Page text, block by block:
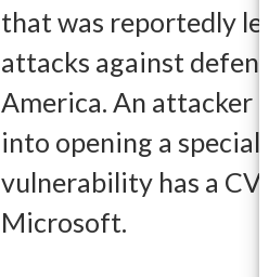
that was reportedly
attacks against
America. An attacker
into opening a
vulnerability has a
Microsoft.